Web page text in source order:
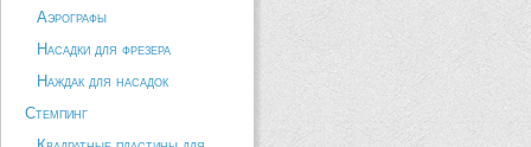
Аэрографы
Насадки для фрезера
Наждак для насадок
Стемпинг